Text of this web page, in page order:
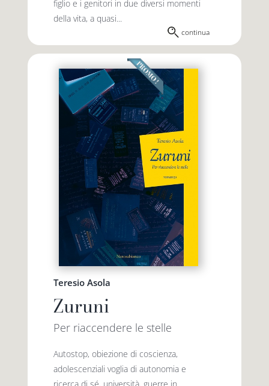
figlio e i genitori in due diversi momenti
della vita, a quasi...
continua
Teresio Asola
Zuruni
Per riaccendere le stelle
Autostop, obiezione di coscienza,
adolescenziali voglia di autonomia e